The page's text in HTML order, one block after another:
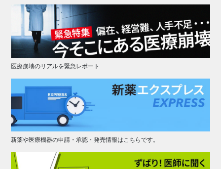
医療崩壊のリアルを緊急レポート
新薬や医療機器の申請・承認・発売情報はこちらです。